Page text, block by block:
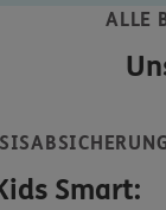
ALLE
Smart: